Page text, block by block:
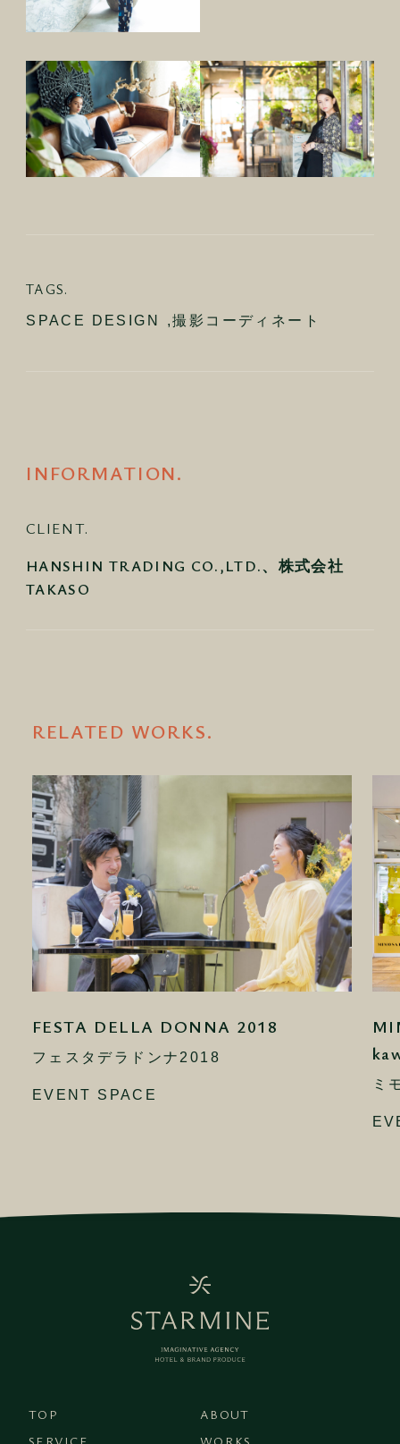
TAGS.
SPACE DESIGN ,撮影コーディネート
INFORMATION.
CLIENT.
HANSHIN TRADING CO.,LTD.、株式会社
TAKASO
RELATED WORKS.
FESTA DELLA DONNA 2018
フェスタデラドンナ2018
EVENT SPACE
ミ
TOP
ABOUT